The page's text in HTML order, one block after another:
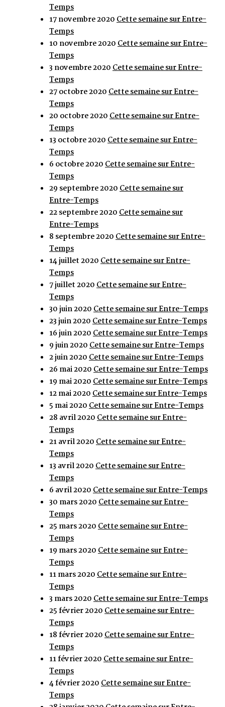
Temps
17 novembre 2020Cette semaine sur Entre-
Temps
10 novembre 2020Cette semaine sur Entre-
Temps
3 novembre 2020Cette semaine sur Entre-
Temps
27 octobre 2020Cette semaine sur Entre-
Temps
20 octobre 2020Cette semaine sur Entre-
Temps
13 octobre 2020Cette semaine sur Entre-
Temps
6 octobre 2020Cette semaine sur Entre-
Temps
29 septembre 2020Cette semaine sur
Entre-Temps
22 septembre 2020Cette semaine sur
Entre-Temps
8 septembre 2020Cette semaine sur Entre-
Temps
14 juillet 2020Cette semaine sur Entre-
Temps
7 juillet 2020Cette semaine sur Entre-
Temps
30 juin 2020Cette semaine sur Entre-Temps
23 juin 2020Cette semaine sur Entre-Temps
16 juin 2020Cette semaine sur Entre-Temps
9 juin 2020Cette semaine sur Entre-Temps
2 juin 2020Cette semaine sur Entre-Temps
26 mai 2020Cette semaine sur Entre-Temps
19 mai 2020Cette semaine sur Entre-Temps
12 mai 2020Cette semaine sur Entre-Temps
5 mai 2020Cette semaine sur Entre-Temps
28 avril 2020Cette semaine sur Entre-
Temps
21 avril 2020Cette semaine sur Entre-
Temps
13 avril 2020Cette semaine sur Entre-
Temps
6 avril 2020Cette semaine sur Entre-Temps
30 mars 2020Cette semaine sur Entre-
Temps
25 mars 2020Cette semaine sur Entre-
Temps
19 mars 2020Cette semaine sur Entre-
Temps
11 mars 2020Cette semaine sur Entre-
Temps
3 mars 2020Cette semaine sur Entre-Temps
25 février 2020Cette semaine sur Entre-
Temps
18 février 2020Cette semaine sur Entre-
Temps
11 février 2020Cette semaine sur Entre-
Temps
4 février 2020Cette semaine sur Entre-
Temps